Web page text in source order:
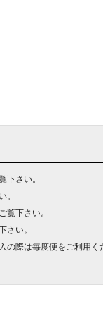
下さい。
。
覧下さい。
さい。
の際は毎度便をご利用く